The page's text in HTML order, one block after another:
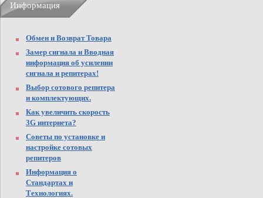
Информация
Обмен и Возврат Товара
Замер сигнала и Вводная
информация об усилении
сигнала и репитерах!
Выбор сотового репитера
и комплектующих.
Как увеличить скорость
3G интернета?
Советы по установке и
настройке сотовых
репитеров
Информация о
Стандартах и
Технологиях.